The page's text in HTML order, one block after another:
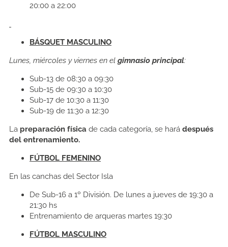
20:00 a 22:00
BÁSQUET MASCULINO
Lunes, miércoles y viernes en el gimnasio principal:
Sub-13 de 08:30 a 09:30
Sub-15 de 09:30 a 10:30
Sub-17 de 10:30 a 11:30
Sub-19 de 11:30 a 12:30
La preparación física de cada categoría, se hará después
del entrenamiento.
FÚTBOL FEMENINO
En las canchas del Sector Isla
De Sub-16 a 1º División. De lunes a jueves de 19:30 a
21:30 hs
Entrenamiento de arqueras martes 19:30
FÚTBOL MASCULINO